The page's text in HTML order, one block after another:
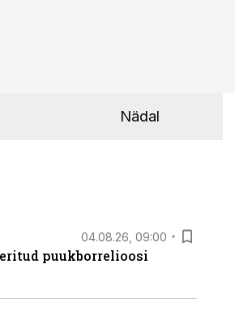
Nädal
04.08.26, 09:00
puukborrelioosi